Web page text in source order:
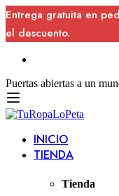
Entrega gratuita en
el descuento.
Puertas abiertas a un
INICIO
TIENDA
Tienda